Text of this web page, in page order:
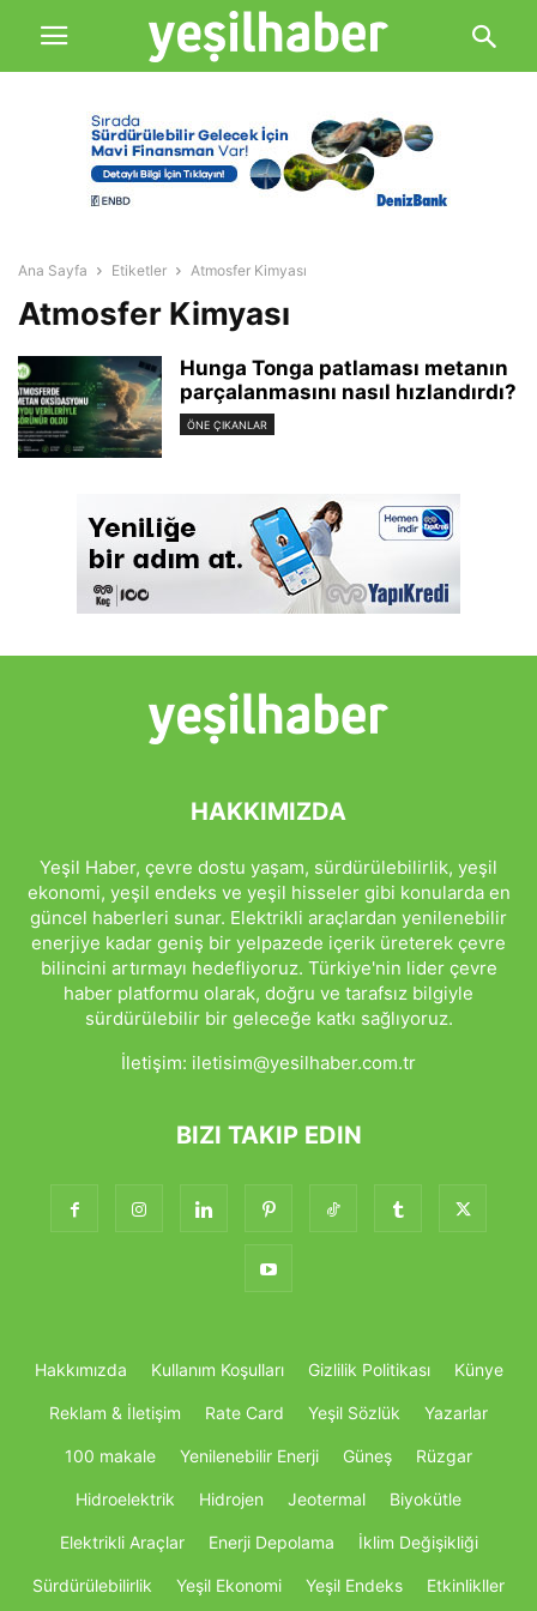
Ana Sayfa Etiketler Atmosfer Kimyası
Atmosfer Kimyası
Hunga Tonga patlaması metanın
parçalanmasını nasıl hızlandırdı?
ÖNE ÇIKANLAR
HAKKIMIZDA
Yeşil Haber, çevre dostu yaşam, sürdürülebilirlik, yeşil
ekonomi, yeşil endeks ve yeşil hisseler gibi konularda en
güncel haberleri sunar. Elektrikli araçlardan yenilenebilir
enerjiye kadar geniş bir yelpazede içerik üreterek çevre
bilincini artırmayı hedefliyoruz. Türkiye'nin lider çevre
haber platformu olarak, doğru ve tarafsız bilgiyle
sürdürülebilir bir geleceğe katkı sağlıyoruz.
İletişim: iletisim@yesilhaber.com.tr
BIZI TAKIP EDIN
Hakkımızda Kullanım Koşulları Gizlilik Politikası Künye
Reklam & İletişim Rate Card Yeşil Sözlük Yazarlar
100 makale Yenilenebilir Enerji Güneş Rüzgar
Hidroelektrik Hidrojen Jeotermal Biyokütle
Elektrikli Araçlar Enerji Depolama İklim Değişikliği
Sürdürülebilirlik Yeşil Ekonomi Yeşil Endeks Etkinlikller